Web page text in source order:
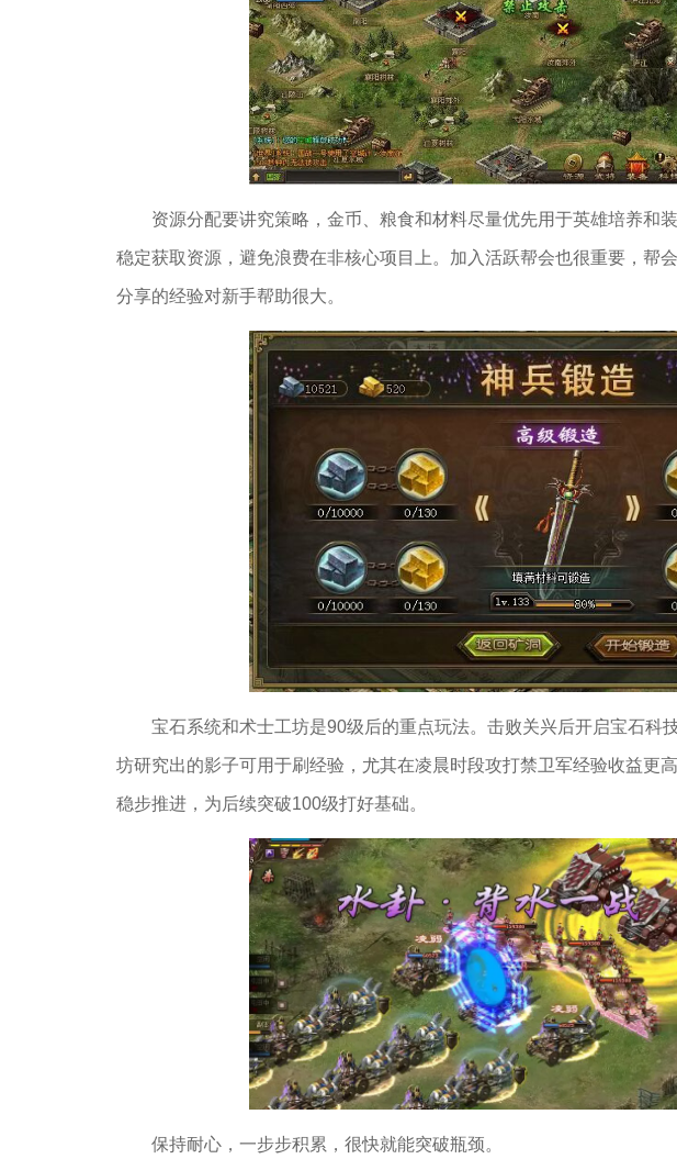
资源分配要讲究策略，金币、粮食和材料尽量优先用于英雄培养和
稳定获取资源，避免浪费在非核心项目上。加入活跃帮会也很重要，帮
分享的经验对新手帮助很大。
宝石系统和术士工坊是90级后的重点玩法。击败关兴后开启宝石科
坊研究出的影子可用于刷经验，尤其在凌晨时段攻打禁卫军经验收益更
稳步推进，为后续突破100级打好基础。
保持耐心，一步步积累，很快就能突破瓶颈。